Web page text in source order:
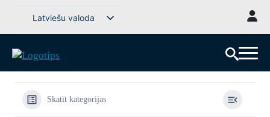
PārejietLatviešu valoda
Svenska
English (UK)
DanskSkatīt kategorijas